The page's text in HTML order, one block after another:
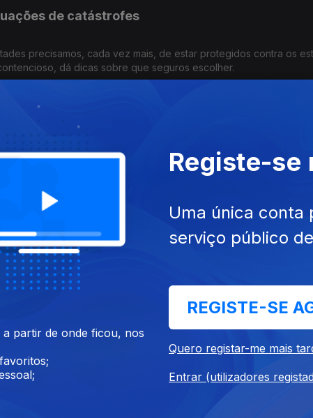
de catástrofes
precisamos, cada vez mais, de estar protegidos contra os
dá dicas sobre que seguros escolher.
do Viajante
contaminada podem arruinar as férias. Saiba como prevenir, e
Sociedade Portuguesa da Medicina do Viajante.
"doença invisível"
presidente da Associação de Doentes com Lúpus, esclarece-
e administração de condomínios
para os condomínios e a criação do Caderno Digital do Edifício.
e Administração de Condomínios, esclarece-nos.
partir de onde ficou, nos
Registe-se
Uma única conta
serviço público
REGISTE-SE
Quero registar-me mais
Entrar (utilizadores